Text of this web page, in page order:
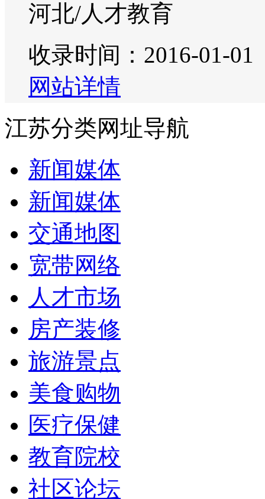
河北/人才教育
收录时间：2016-01-01
网站详情
江苏分类网址导航
新闻媒体
新闻媒体
交通地图
宽带网络
人才市场
房产装修
旅游景点
美食购物
医疗保健
教育院校
社区论坛